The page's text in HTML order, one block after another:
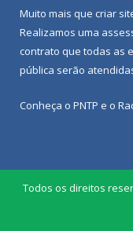
Muito mais que criar
Realizamos uma
contrato que todas as
pública serão
Conheça o PNTP e o
Todos os direitos